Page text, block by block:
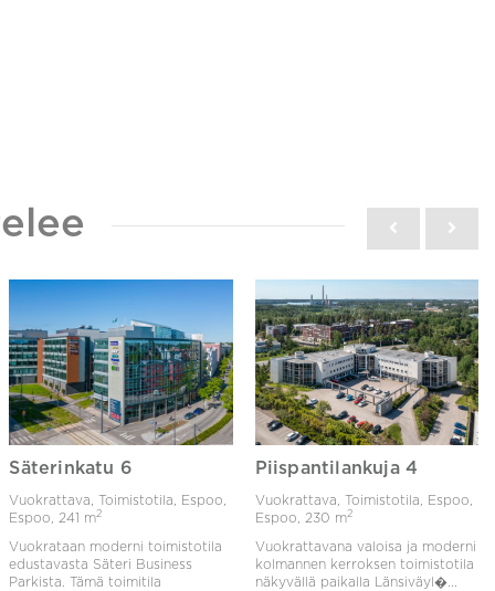
Säterinkatu 6
Vuokrattava, Toimistotila, Espoo,
Espoo, 241 m2
Vuokrataan moderni toimistotila
edustavasta Säteri Business
Parkista. Tämä toimitila
Piispantilankuja 4
Vuokrattava, Toimistotila, Espoo,
Espoo,
230 m2
Vuokrattavana valoisa ja moderni
kolmannen kerroksen toimistotila
näkyvällä paikalla Länsiväyl�...